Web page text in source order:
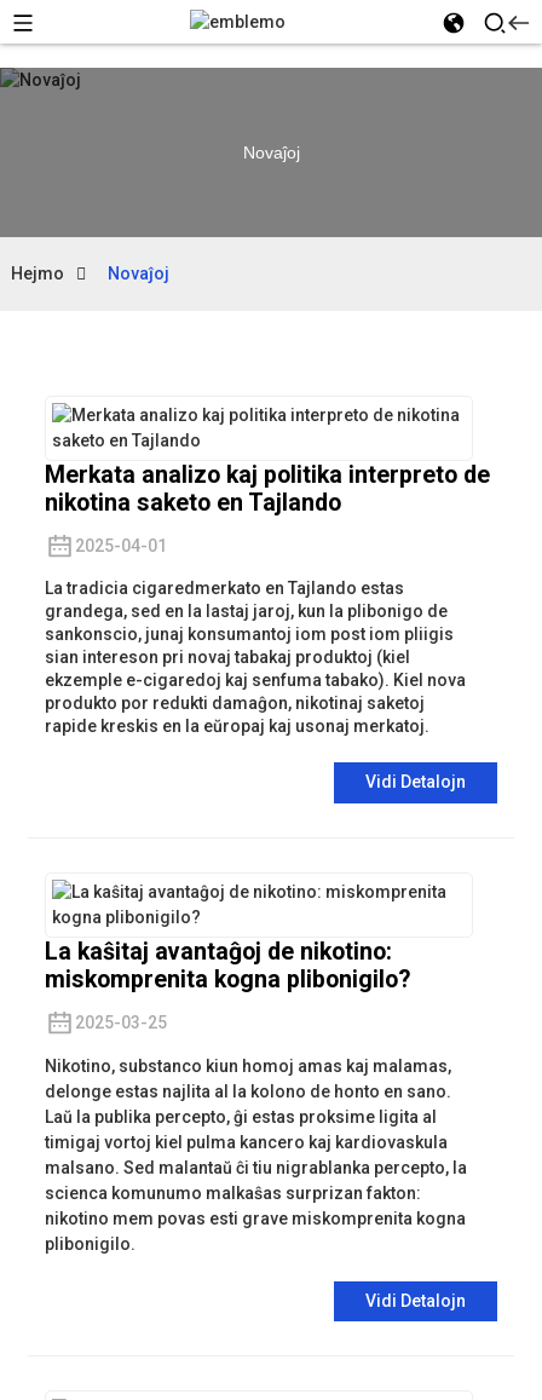
Novaĵoj
Hejmo Novaĵoj
Merkata analizo kaj politika interpreto de
nikotina saketo en Tajlando
2025-04-01
La tradicia cigaredmerkato en Tajlando estas
grandega, sed en la lastaj jaroj, kun la plibonigo de
sankonscio, junaj konsumantoj iom post iom pliigis
sian intereson pri novaj tabakaj produktoj (kiel
ekzemple e-cigaredoj kaj senfuma tabako). Kiel nova
produkto por redukti damaĝon, nikotinaj saketoj
rapide kreskis en la eŭropaj kaj usonaj merkatoj.
Vidi Detalojn
La kaŝitaj avantaĝoj de nikotino:
miskomprenita kogna plibonigilo?
2025-03-25
Nikotino, substanco kiun homoj amas kaj malamas,
delonge estas najlita al la kolono de honto en sano.
Laŭ la publika percepto, ĝi estas proksime ligita al
timigaj vortoj kiel pulma kancero kaj kardiovaskula
malsano. Sed malantaŭ ĉi tiu nigrablanka percepto, la
scienca komunumo malkaŝas surprizan fakton:
nikotino mem povas esti grave miskomprenita kogna
plibonigilo.
Vidi Detalojn